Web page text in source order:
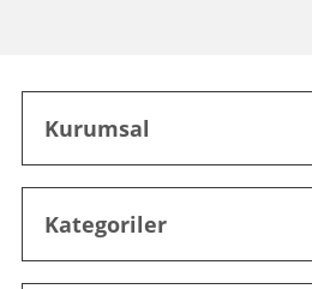
Kurumsal
Kategoriler